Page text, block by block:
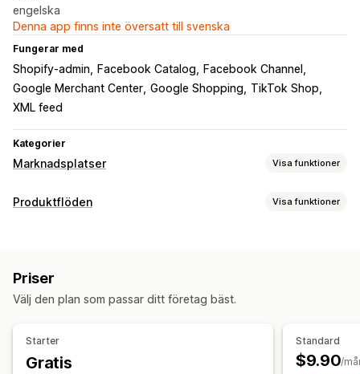
engelska
Denna app finns inte översatt till svenska
Fungerar med
Shopify-admin Facebook Catalog
Facebook Channel
Google Merchant Center Google Shopping
TikTok Shop
XML feed
Kategorier
Marknadsplatser Visa funktioner
Hantering av listning
Listningsanalys
Lagersynkronisering
Produktflöden Visa funktioner
Anpassade formler
Återmarknadsföringstaggar Lokaliserade flöden
Målinriktning på produktserie
Priser
Välj den plan som passar ditt företag bäst.
️️Starter
Gratis
Standard
$9.90/